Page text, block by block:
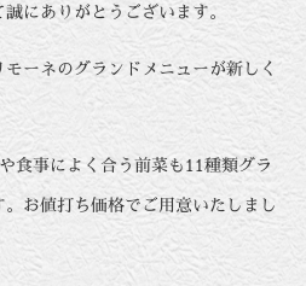
にありがとうございます。
ーネのグランドメニューが新しく
食事によく合う前菜も11種類グラ
お値打ち価格でご用意いたしまし